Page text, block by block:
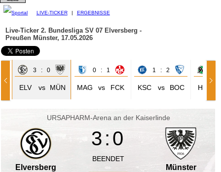
LIVE-TICKER | ERGEBNISSE
Live-Ticker 2. Bundesliga SV 07 Elversberg -
Preußen Münster, 17.05.2026
3 : 0
ELV vs MÜN
0 : 1
MAG vs FCK
1 : 2
KSC vs BOC H96
URSAPHARM-Arena an der Kaiserlinde
Elversberg
3:0
BEENDET
Münster